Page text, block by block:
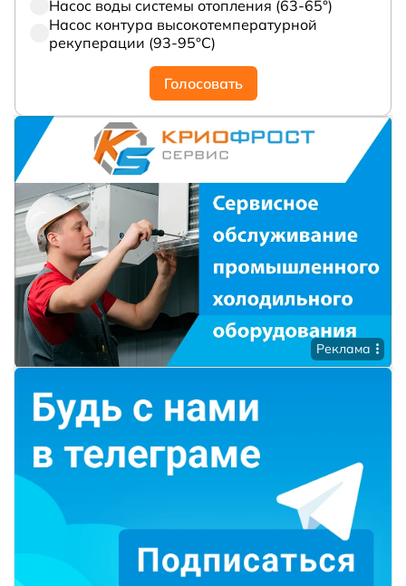
Насос воды системы отопления (63-65°)
Насос контура высокотемпературной
рекуперации (93-95°С)
Голосовать
Реклама